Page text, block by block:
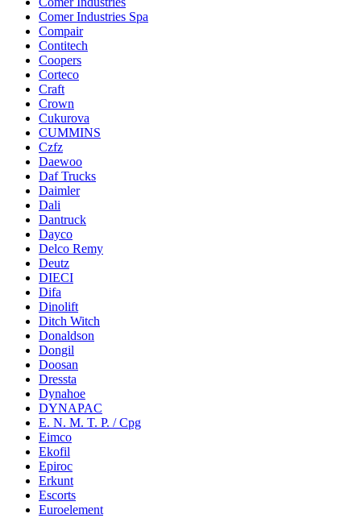
Comer Industries Spa
Compair
Contitech
Coopers
Corteco
Craft
Crown
Cukurova
CUMMINS
Czfz
Daewoo
Daf Trucks
Daimler
Dali
Dantruck
Dayco
Delco Remy
Deutz
DIECI
Difa
Dinolift
Ditch Witch
Donaldson
Dongil
Doosan
Dressta
Dynahoe
DYNAPAC
E. N. M. T. P. / Cpg
Eimco
Ekofil
Epiroc
Erkunt
Escorts
Euroelement